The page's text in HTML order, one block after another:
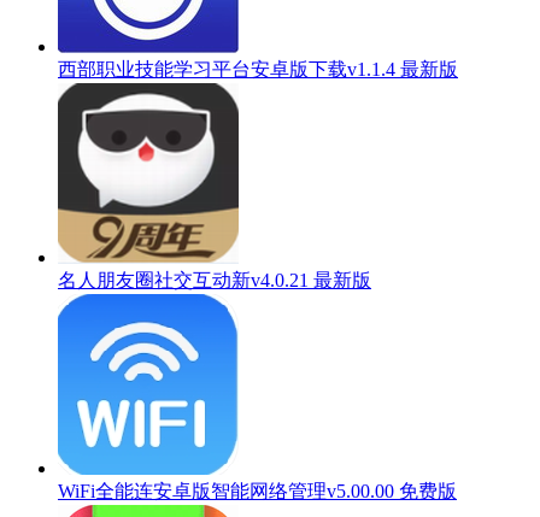
西部职业技能学习平台安卓版下载v1.1.4 最新版
名人朋友圈社交互动新v4.0.21 最新版
WiFi全能连安卓版智能网络管理v5.00.00 免费版